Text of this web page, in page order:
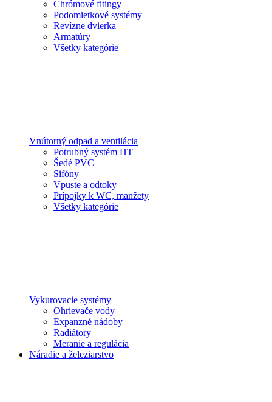
Chrómové fitingy
Podomietkové systémy
Revízne dvierka
Armatúry
Všetky kategórie
Vnútorný odpad a ventilácia
Potrubný systém HT
Šedé PVC
Sifóny
Vpuste a odtoky
Prípojky k WC, manžety
Všetky kategórie
Vykurovacie systémy
Ohrievače vody
Expanzné nádoby
Radiátory
Meranie a regulácia
Náradie a železiarstvo